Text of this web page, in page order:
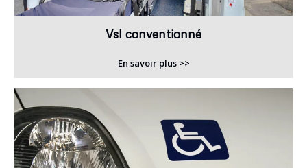
Vsl conventionné
En savoir plus >>